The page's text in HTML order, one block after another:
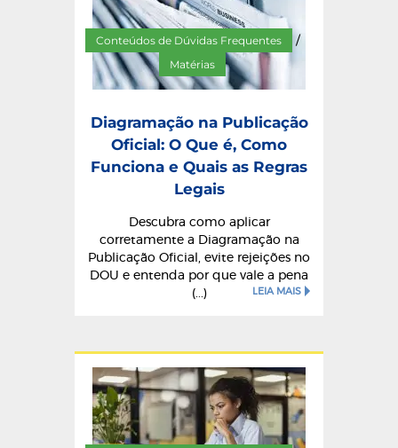
Conteúdos de Dúvidas Frequentes /
Matérias
Diagramação na Publicação
Oficial: O Que é, Como
Funciona e Quais as Regras
Legais
Descubra como aplicar
corretamente a Diagramação na
Publicação Oficial, evite rejeições no
DOU e entenda por que vale a pena
(...)
LEIA MAIS